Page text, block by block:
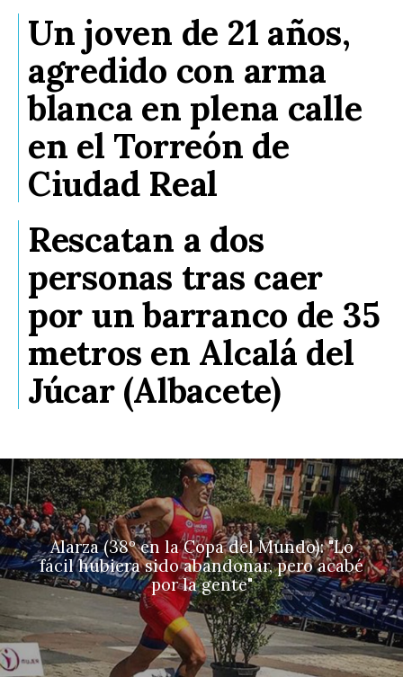
Un joven de 21 años,
agredido con arma
blanca en plena calle
en el Torreón de
Ciudad Real
Rescatan a dos
personas tras caer
por un barranco de 35
metros en Alcalá del
Júcar (Albacete)
Alarza (38º en la Copa del Mundo): "Lo
fácil hubiera sido abandonar, pero acabé
por la gente"